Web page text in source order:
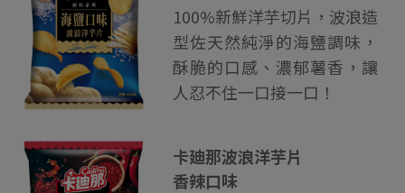
100%新鮮洋芋切片，波浪造
型佐天然純淨的海鹽調味，
酥脆的口感、濃郁薯香，讓
人忍不住一口接一口！
卡廸那波浪洋芋片
香辣口味